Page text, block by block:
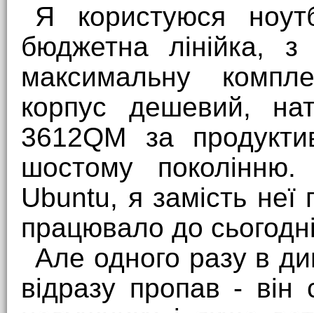
Я користуюся
бюджетна лінійка,
максимальну
корпус дешевий,
3612QM за
шостому
Ubuntu, я замість неї
працювало до
Але одного разу в
відразу пропав -